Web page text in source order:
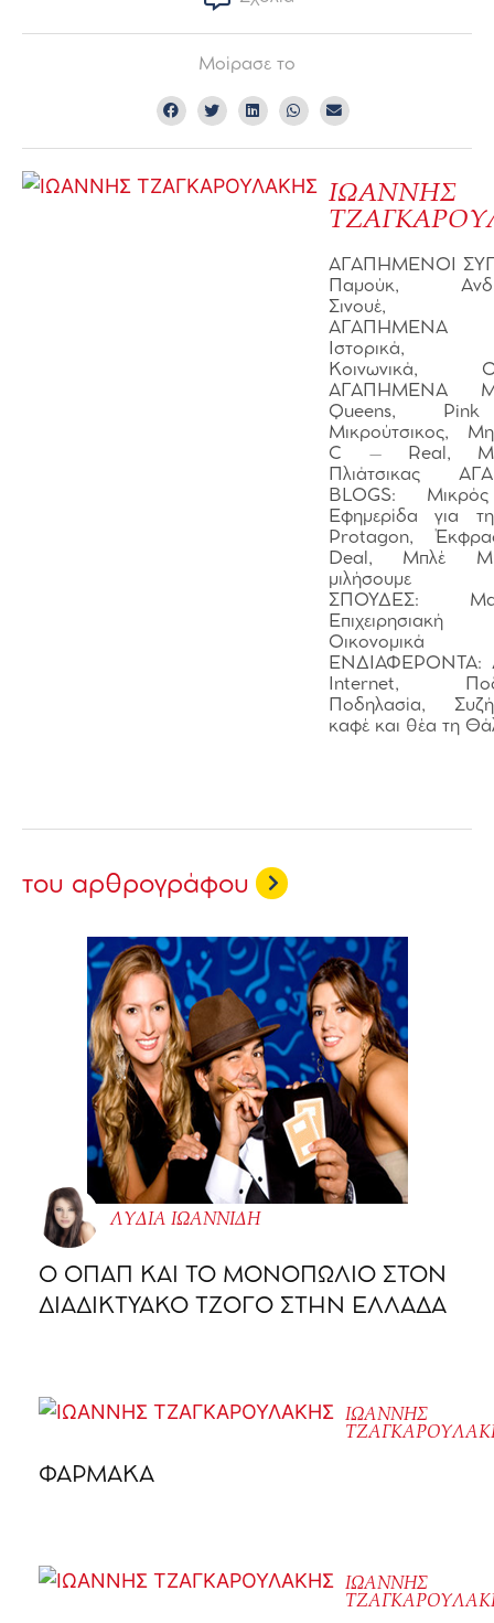
Μοίρασε το
ΙΩΑΝΝΗΣ
ΑΓΑΠΗΜΕΝΟΙ
Παμούκ,
Σινουέ,
ΑΓΑΠΗΜΕΝΑ
Ιστορικά,
Κοινωνικά,
ΑΓΑΠΗΜΕΝΑ
Queens,
Μικρούτσικος,
C – Real,
Πλιάτσικας
BLOGS:
Εφημερίδα για
Protagon,
Deal, Μπλέ
μιλήσουμε
ΣΠΟΥΔΕΣ:
Οικονομικά
ΕΝΔΙΑΦΕΡΟΝΤΑ:
Internet,
Ποδηλασία,
καφέ και θέα τη
του αρθρογράφου
ΛΥΔΙΑ ΙΩΑΝΝΙΔΗ
O ΟΠΑΠ ΚΑΙ ΤΟ ΜΟΝΟΠΩΛΙΟ ΣΤΟΝ
ΔΙΑΔΙΚΤΥΑΚΟ ΤΖΟΓΟ ΣΤΗΝ ΕΛΛΑΔΑ
ΙΩΑΝΝΗΣ
ΦΑΡΜΑΚΑ
ΙΩΑΝΝΗΣ